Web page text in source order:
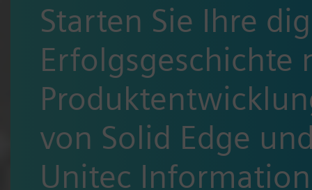
Starten Sie Ihre
Erfolgsgeschichte
von Solid Edge
Unitec